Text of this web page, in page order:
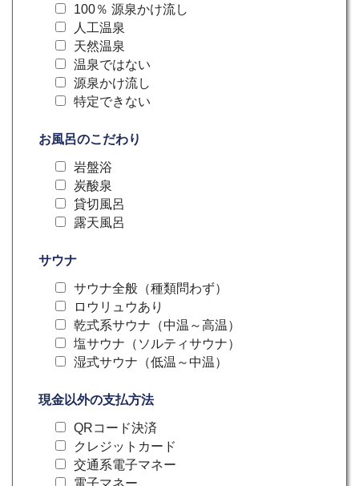
100％ 源泉かけ流し
人工温泉
天然温泉
温泉ではない
源泉かけ流し
特定できない
お風呂のこだわり
岩盤浴
炭酸泉
貸切風呂
露天風呂
サウナ
サウナ全般（種類問わず）
ロウリュウあり
乾式系サウナ（中温～高温）
塩サウナ（ソルティサウナ）
湿式サウナ（低温～中温）
現金以外の支払方法
QRコード決済
クレジットカード
交通系電子マネー
電子マネー